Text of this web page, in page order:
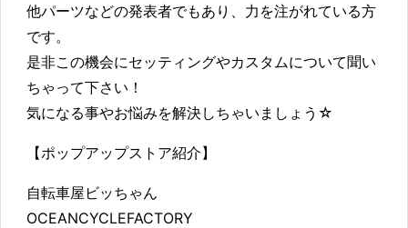
他パーツなどの発表者でもあり、力を注がれている方
です。
是非この機会にセッティングやカスタムについて聞い
ちゃって下さい！
気になる事やお悩みを解決しちゃいましょう☆
【ポップアップストア紹介】
自転車屋ビッちゃん
OCEANCYCLEFACTORY